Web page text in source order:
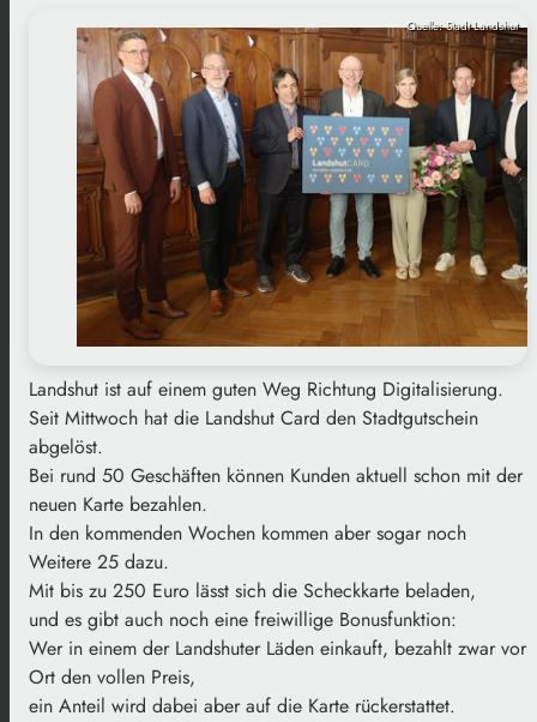
Quelle: Stadt Landshut
Landshut ist auf einem guten Weg Richtung Digitalisierung.
Seit Mittwoch hat die Landshut Card den Stadtgutschein
abgelöst.
Bei rund 50 Geschäften können Kunden aktuell schon mit der
neuen Karte bezahlen.
In den kommenden Wochen kommen aber sogar noch
Weitere 25 dazu.
Mit bis zu 250 Euro lässt sich die Scheckkarte beladen,
und es gibt auch noch eine freiwillige Bonusfunktion:
Wer in einem der Landshuter Läden einkauft, bezahlt zwar vor
Ort den vollen Preis,
ein Anteil wird dabei aber auf die Karte rückerstattet.